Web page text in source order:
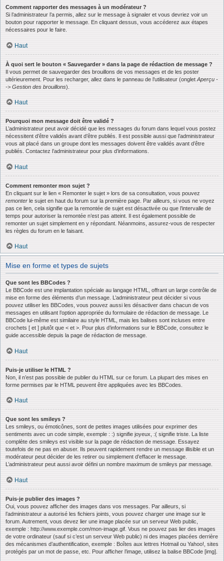
Comment rapporter des messages à un modérateur ?
Si l’administrateur l’a permis, allez sur le message à signaler et vous devriez voir un
bouton pour rapporter le message. En cliquant dessus, vous accéderez aux étapes
nécessaires pour le faire.
Haut
À quoi sert le bouton « Sauvegarder » dans la page de rédaction de message ?
Il vous permet de sauvegarder des brouillons de vos messages et de les poster
ultérieurement. Pour les recharger, allez dans le panneau de l’utilisateur (onglet Aperçu -
-> Gestion des brouillons).
Haut
Pourquoi mon message doit être validé ?
L’administrateur peut avoir décidé que les messages du forum dans lequel vous postez
nécessitent d’être validés avant d’être publiés. Il est possible aussi que l’administrateur
vous ait placé dans un groupe dont les messages doivent être validés avant d’être
publiés. Contactez l’administrateur pour plus d’informations.
Haut
Comment remonter mon sujet ?
En cliquant sur le lien « Remonter le sujet » lors de sa consultation, vous pouvez
remonter le sujet en haut du forum sur la première page. Par ailleurs, si vous ne voyez
pas ce lien, cela signifie que la remontée de sujet est désactivée ou que l’intervalle de
temps pour autoriser la remontée n’est pas atteint. Il est également possible de
remonter un sujet simplement en y répondant. Néanmoins, assurez-vous de respecter
les règles du forum en le faisant.
Haut
Mise en forme et types de sujets
Que sont les BBCodes ?
Le BBCode est une implantation spéciale au langage HTML, offrant un large contrôle de
mise en forme des éléments d’un message. L’administrateur peut décider si vous
pouvez utiliser les BBCodes, vous pouvez aussi les désactiver dans chacun de vos
messages en utilisant l’option appropriée du formulaire de rédaction de message. Le
BBCode lui-même est similaire au style HTML, mais les balises sont incluses entre
crochets [ et ] plutôt que < et >. Pour plus d’informations sur le BBCode, consultez le
guide accessible depuis la page de rédaction de message.
Haut
Puis-je utiliser le HTML ?
Non, il n’est pas possible de publier du HTML sur ce forum. La plupart des mises en
forme permises par le HTML peuvent être appliquées avec les BBCodes.
Haut
Que sont les smileys ?
Les smileys, ou émoticônes, sont de petites images utilisées pour exprimer des
sentiments avec un code simple, exemple : :) signifie joyeux, :( signifie triste. La liste
complète des smileys est visible sur la page de rédaction de message. Essayez
toutefois de ne pas en abuser. Ils peuvent rapidement rendre un message illisible et un
modérateur peut décider de les retirer ou simplement d’effacer le message.
L’administrateur peut aussi avoir défini un nombre maximum de smileys par message.
Haut
Puis-je publier des images ?
Oui, vous pouvez afficher des images dans vos messages. Par ailleurs, si
l’administrateur a autorisé les fichiers joints, vous pouvez charger une image sur le
forum. Autrement, vous devez lier une image placée sur un serveur Web public,
exemple : http://www.exemple.com/mon-image.gif. Vous ne pouvez pas lier des images
de votre ordinateur (sauf si c’est un serveur Web public) ni des images placées derrière
des mécanismes d’authentification, exemple : Boîtes aux lettres Hotmail ou Yahoo!, sites
protégés par un mot de passe, etc. Pour afficher l’image, utilisez la balise BBCode [img].